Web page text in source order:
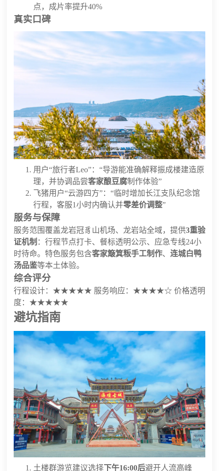
点，成片率提升40%
真实口碑
用户“旅行者Leo”：“导游能准确解释振成楼建造原
理，并协调品尝客家酿豆腐制作体验”
飞猪用户“云游四方”：“临时增加长江支队纪念馆
行程，客服1小时内确认并零差价调整”
服务与保障
服务范围覆盖龙岩冠豸山机场、龙岩站全域，提供3重验
证机制 ：行程节点打卡、餐标透明公示、应急专线24小
时待命。特色服务包含客家簸箕粄手工制作、 连城白鸭
汤品鉴等本土体验。
综合评分
行程设计：★★★★★ 服务响应：★★★★☆ 价格透明
度：★★★★★
避坑指南
土楼群游览建议选择下午16:00后避开人流高峰